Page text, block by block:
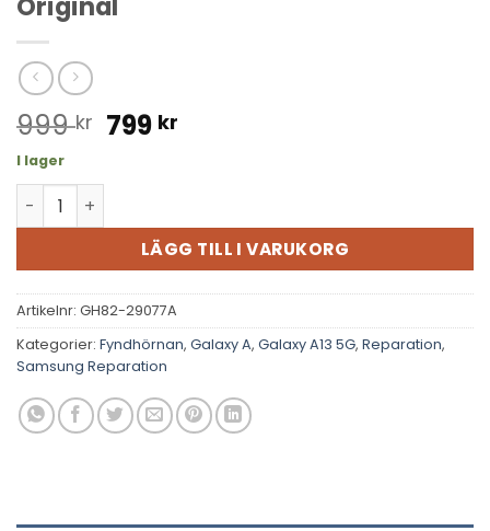
999kr Det
999 kr.
799 kr
799 kr.
I lager
Samsung A13 5G Displaybyte - Original mängd
LÄGG TILL I VARUKORG
Artikelnr: GH82-29077A
Kategorier: Fyndhörnan, Galaxy A, Galaxy A13 5G, Reparation,
Samsung Reparation